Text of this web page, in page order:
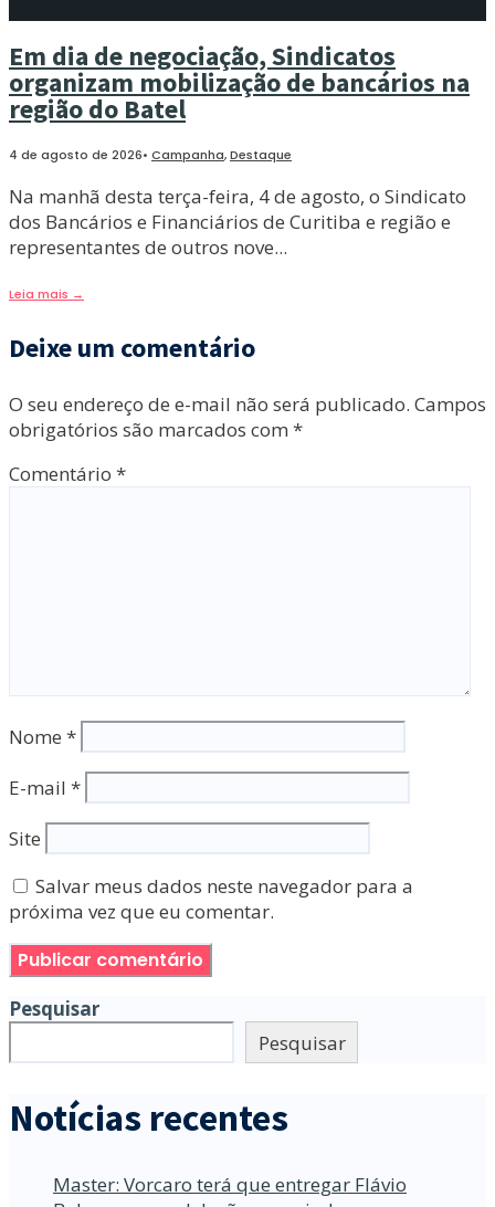
Em dia de negociação, Sindicatos
organizam mobilização de bancários na
região do Batel
4 de agosto de 2026• Campanha,Destaque
Na manhã desta terça-feira, 4 de agosto, o Sindicato
dos Bancários e Financiários de Curitiba e região e
representantes de outros nove...
Leia mais →
Deixe um comentário
O seu endereço de e-mail não será publicado. Campos
obrigatórios são marcados com *
Comentário *
Nome *
E-mail *
Site
Salvar meus dados neste navegador para a
próxima vez que eu comentar.
Pesquisar
Pesquisar
Notícias recentes
Master: Vorcaro terá que entregar Flávio